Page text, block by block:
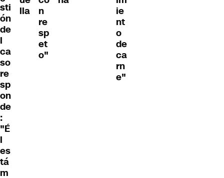
sti
ón
de
l
ca
so
re
sp
on
de
:
"É
l
es
tá
m
lla
n
re
sp
et
o"
ie
nt
o
de
ca
rn
e"